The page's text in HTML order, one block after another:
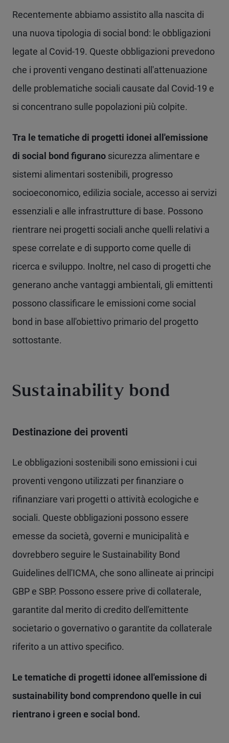
Recentemente abbiamo assistito alla nascita di
una nuova tipologia di social bond: le obbligazioni
legate al Covid-19. Queste obbligazioni prevedono
che i proventi vengano destinati all'attenuazione
delle problematiche sociali causate dal Covid-19 e
si concentrano sulle popolazioni più colpite.
Tra le tematiche di progetti idonei all'emissione
di social bond figurano sicurezza alimentare e
sistemi alimentari sostenibili, progresso
socioeconomico, edilizia sociale, accesso ai servizi
essenziali e alle infrastrutture di base. Possono
rientrare nei progetti sociali anche quelli relativi a
spese correlate e di supporto come quelle di
ricerca e sviluppo. Inoltre, nel caso di progetti che
generano anche vantaggi ambientali, gli emittenti
possono classificare le emissioni come social
bond in base all'obiettivo primario del progetto
sottostante.
Sustainability bond
Destinazione dei proventi
Le obbligazioni sostenibili sono emissioni i cui
proventi vengono utilizzati per finanziare o
rifinanziare vari progetti o attività ecologiche e
sociali. Queste obbligazioni possono essere
emesse da società, governi e municipalità e
dovrebbero seguire le Sustainability Bond
Guidelines dell'ICMA, che sono allineate ai principi
GBP e SBP. Possono essere prive di collaterale,
garantite dal merito di credito dell'emittente
societario o governativo o garantite da collaterale
riferito a un attivo specifico.
Le tematiche di progetti idonee all'emissione di
sustainability bond comprendono quelle in cui
rientrano i green e social bond.